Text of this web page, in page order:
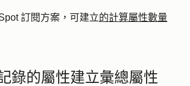
訂閱方案，可建立的計算屬性數量
錄的屬性建立彙總屬性